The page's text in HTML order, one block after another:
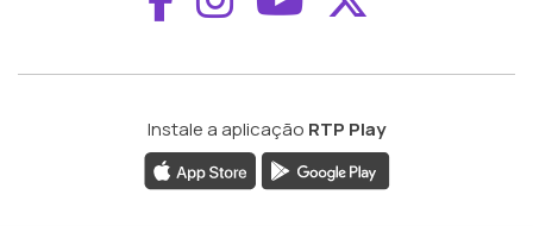
Instale a aplicação RTP Play